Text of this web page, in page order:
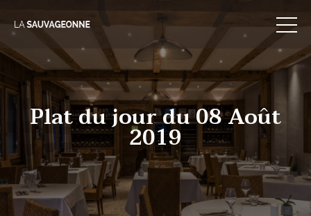
to
content
Plat du jour du 08 Août
2019